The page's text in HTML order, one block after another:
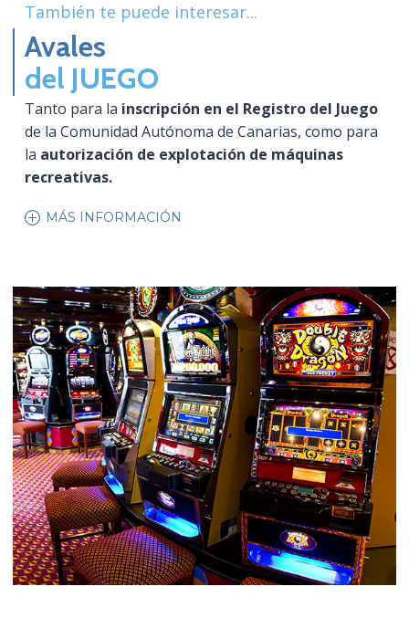
También te puede interesar...
Avales
del JUEGO
Tanto para la inscripción en el Registro del Juego
de la Comunidad Autónoma de Canarias, como para
la autorización de explotación de máquinas
recreativas.
MÁS INFORMACIÓN